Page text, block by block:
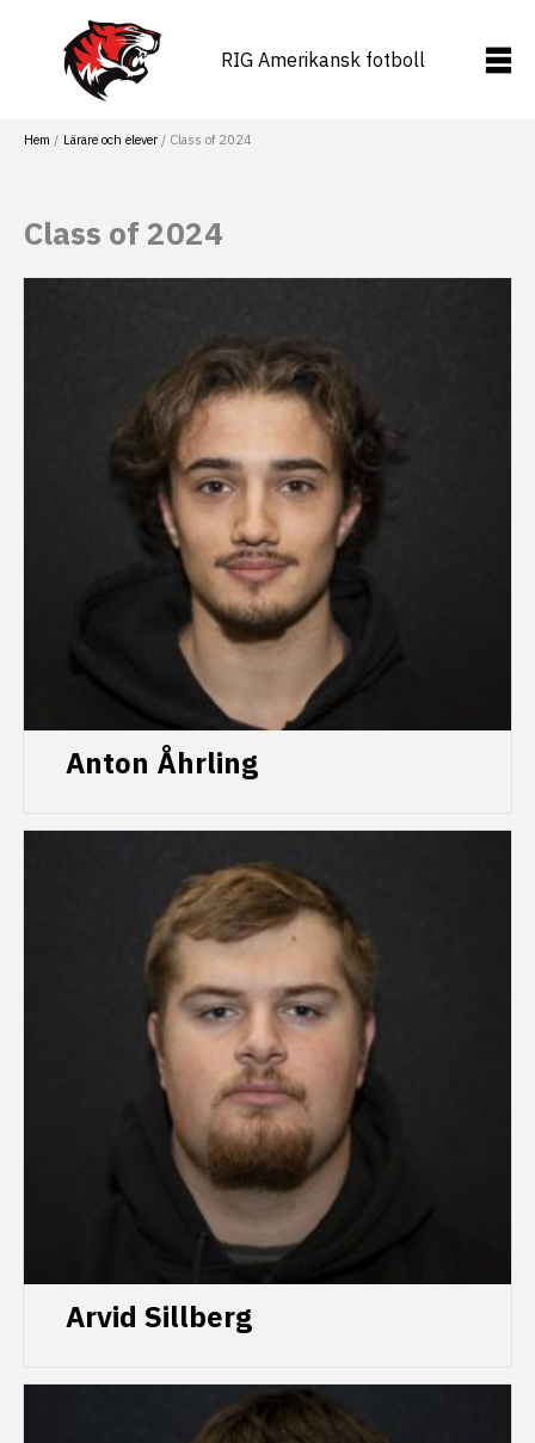
RIG Amerikansk fotboll
Hem Lärare och elever Class of 2024
Class of 2024
Anton Åhrling
Arvid Sillberg